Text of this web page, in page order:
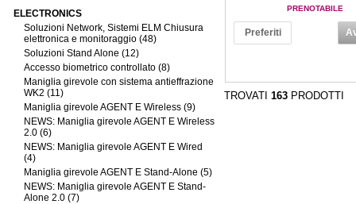
ELECTRONICS
Soluzioni Network, Sistemi ELM Chiusura
elettronica e monitoraggio (48)
Soluzioni Stand Alone (12)
Accesso biometrico controllato (8)
Maniglia girevole con sistema antieffrazione
WK2 (11)
Maniglia girevole AGENT E Wireless (9)
NEWS: Maniglia girevole AGENT E Wireless
2.0 (6)
NEWS: Maniglia girevole AGENT E Wired
(4)
Maniglia girevole AGENT E Stand-Alone (5)
NEWS: Maniglia girevole AGENT E Stand-
Alone 2.0 (7)
PRENOTABILE
Preferiti
TROVATI 163 PRODOTTI